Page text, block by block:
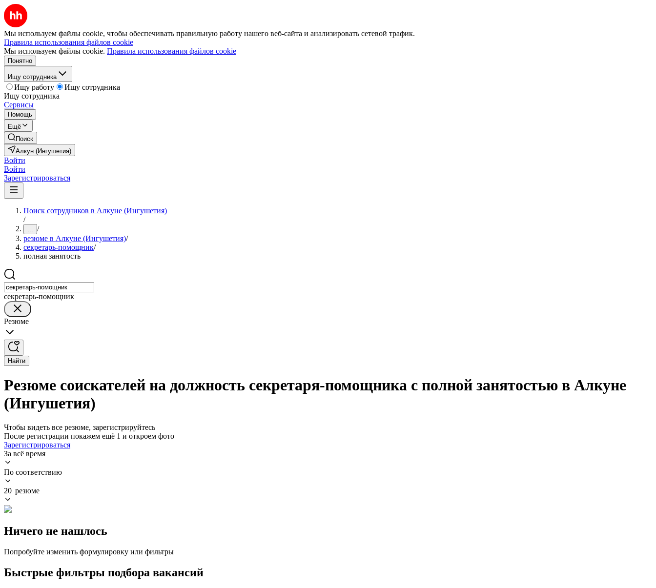
Мы используем файлы cookie, чтобы обеспечивать правильную работу нашего веб-сайта и анализировать сетевой трафик.
Правила использования файлов cookie
Мы используем файлы cookie. Правила использования файлов cookie
Понятно
Ищу сотрудника
Ищу работу
Ищу сотрудника
Ищу сотрудника
Сервисы
Помощь
Ещё
Поиск
Алкун (Ингушетия)
Войти
Войти
Зарегистрироваться
Поиск сотрудников в Алкуне (Ингушетия)
/
... /
резюме в Алкуне (Ингушетия)/
секретарь-помощник/
полная занятость
секретарь-помощник
Резюме
Найти
Резюме соискателей на должность секретаря-помощника с полной занятостью в Алкуне
(Ингушетия)
Чтобы видеть все резюме, зарегистрируйтесь
После регистрации покажем ещё 1 и откроем фото
Зарегистрироваться
За всё время
По соответствию
20 резюме
Ничего не нашлось
Попробуйте изменить формулировку или фильтры
Быстрые фильтры подбора вакансий